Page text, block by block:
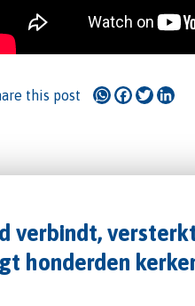
this post WhatsApp
Facebook
Twitter
verbindt,
honderden